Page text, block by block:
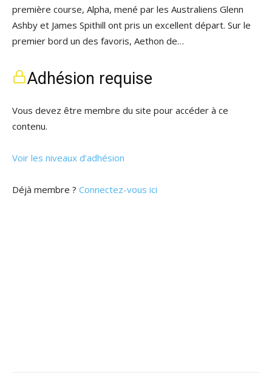
première course, Alpha, mené par les Australiens Glenn
Ashby et James Spithill ont pris un excellent départ. Sur le
premier bord un des favoris, Aethon de…
Adhésion requise
Vous devez être membre du site pour accéder à ce
contenu.
Voir les niveaux d’adhésion
Déjà membre ? Connectez-vous ici